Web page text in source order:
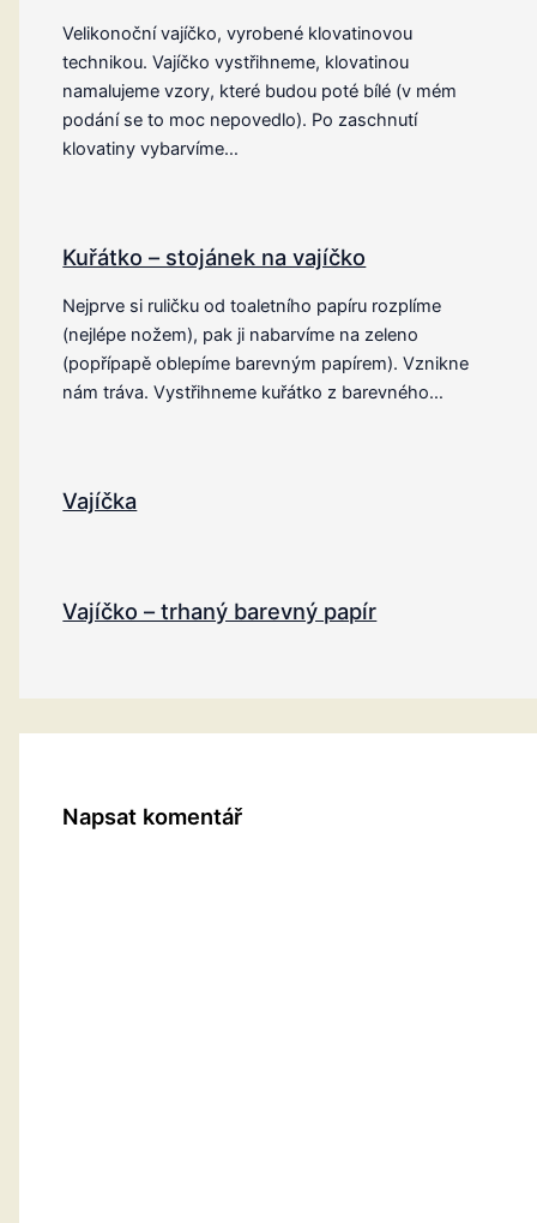
Velikonoční vajíčko, vyrobené klovatinovou
technikou. Vajíčko vystřihneme, klovatinou
namalujeme vzory, které budou poté bílé (v mém
podání se to moc nepovedlo). Po zaschnutí
klovatiny vybarvíme…
Kuřátko – stojánek na vajíčko
Nejprve si ruličku od toaletního papíru rozplíme
(nejlépe nožem), pak ji nabarvíme na zeleno
(popřípapě oblepíme barevným papírem). Vznikne
nám tráva. Vystřihneme kuřátko z barevného…
Vajíčka
Vajíčko – trhaný barevný papír
Napsat komentář